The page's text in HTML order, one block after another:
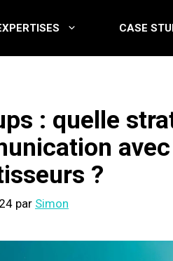
CASE
: quelle
?
par Simon